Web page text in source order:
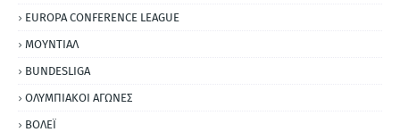
EUROPA CONFERENCE LEAGUE
ΜΟΥΝΤΙΑΛ
BUNDESLIGA
ΟΛΥΜΠΙΑΚΟΙ ΑΓΩΝΕΣ
ΒΟΛΕΪ